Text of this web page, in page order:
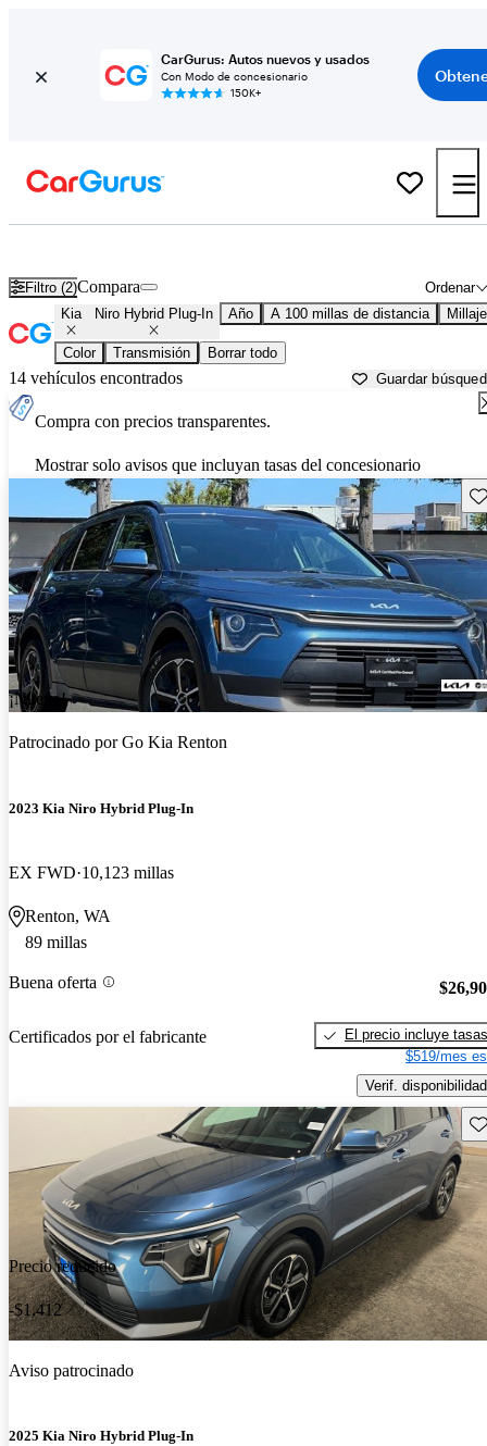
CarGurus: Autos nuevos y usados
Con Modo de concesionario
150K+
Filtro (2) Ordenar
Compara
Kia Niro Hybrid Plug-In Año A 100 millas de distancia Millaje
Color Transmisión Borrar todo
14 vehículos encontrados Guardar
Compra con precios transparentes.
Mostrar solo avisos que incluyan tasas del concesionario
¡Nuevo!
Patrocinado porGo Kia Renton
2023 Kia Niro Hybrid Plug-In
EX FWD 10,123 millas
Renton, WA
89 millas
Buena oferta
Certificados por el fabricante
El precio incluye tasas
$519/mes
Verif. disponibilidad
Precio reducido
-$1,412
Aviso patrocinado
2025 Kia Niro Hybrid Plug-In